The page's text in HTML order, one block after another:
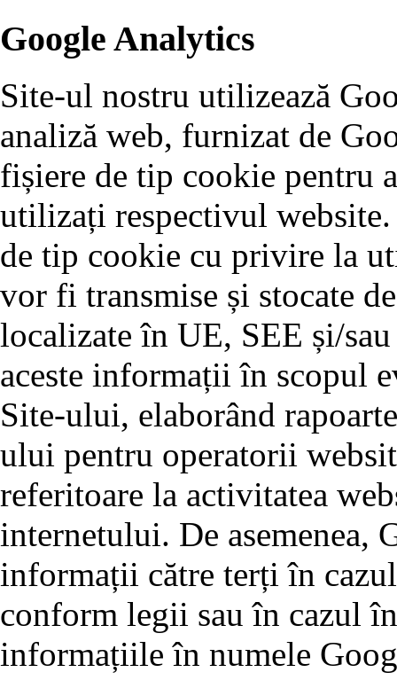
Google Analytics
Site-ul nostru utilizează
analiză web, furnizat de
fișiere de tip cookie pentru
utilizați respectivul
de tip cookie cu privire la
vor fi transmise și stocate
localizate în UE, SEE și/
aceste informații în scopul
Site-ului, elaborând
ului pentru operatorii
referitoare la activitatea
internetului. De asemenea,
informații către terți în
conform legii sau în cazul
informațiile în numele